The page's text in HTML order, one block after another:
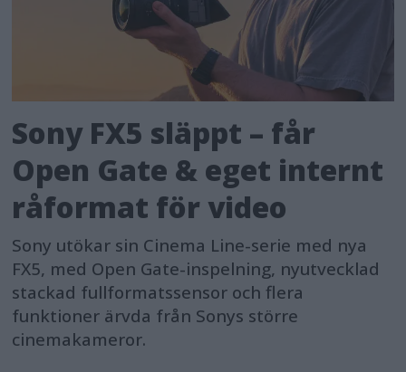
Sony FX5 släppt – får
Open Gate & eget internt
råformat för video
Sony utökar sin Cinema Line-serie med nya
FX5, med Open Gate-inspelning, nyutvecklad
stackad fullformatssensor och flera
funktioner ärvda från Sonys större
cinemakameror.